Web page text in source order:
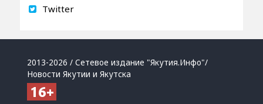
Twitter
2013-2026 / Сетевое издание "Якутия.Инфо"/
Новости Якутии и Якутска